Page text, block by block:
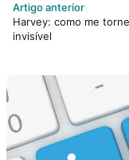
Artigo anterior
Harvey: como me
invisível